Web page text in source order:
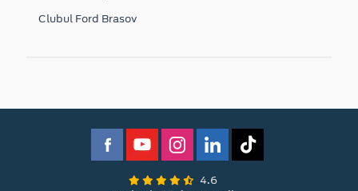
Clubul Ford Brasov
4.6